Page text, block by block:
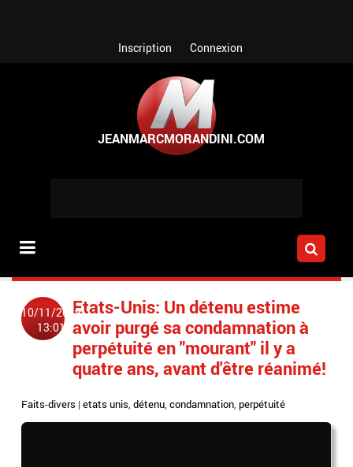
Inscription Connexion
10/11/2019
13:01
Etats-Unis: Un détenu estime
avoir purgé sa condamnation à
perpétuité en "mourant" il y a
quatre ans, avant d'être réanimé!
Faits-divers |etats unis,détenu,condamnation,perpétuité